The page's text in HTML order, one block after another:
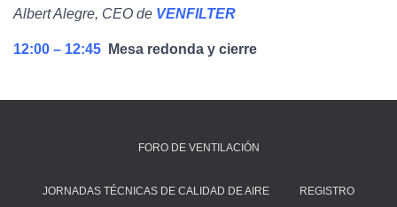
Albert Alegre, CEO de VENFILTER
12:00 – 12:45 Mesa redonda y cierre
FORO DE VENTILACIÓN
JORNADAS TÉCNICAS DE CALIDAD DE AIRE REGISTRO